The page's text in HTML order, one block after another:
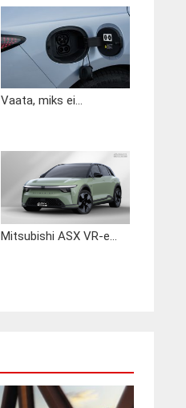
Vaata, miks ei...
Mitsubishi ASX VR-e...